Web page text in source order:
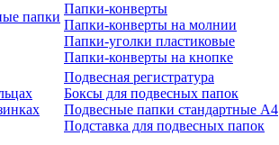
папки
Папки-конверты
Папки-конверты на молнии
Папки-уголки пластиковые
Папки-конверты на кнопке
Подвесная регистратура
Боксы для подвесных папок
Подвесные папки стандартные А4
Подставка для подвесных папок